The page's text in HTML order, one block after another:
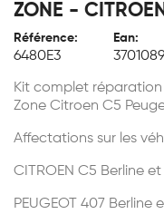
ZONE -
Référence:
6480E3
Ean:
Kit complet
Zone Citroen C5
Affectations sur les
CITROEN C5 Berline
PEUGEOT 407